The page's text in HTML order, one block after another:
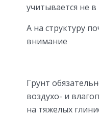
учитывается не
А на структуру
внимание
Грунт
воздухо- и
на тяжелых